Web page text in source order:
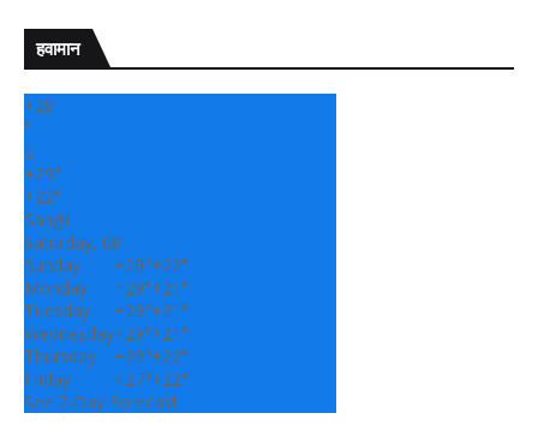
हवामान
+28
°
C
+29°
+22°
Sangli
Saturday, 08
Sunday
+29°+22°
Monday
+29°+21°
Tuesday
+29°+21°
Wednesday+29°+21°
Thursday
+29°+22°
Friday
+27°+22°
See 7-Day Forecast